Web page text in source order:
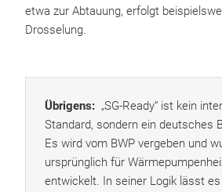
etwa zur Abtauung, erfolgt
Drosselung.
Übrigens: „SG-Ready“ ist kein
Standard, sondern ein deutsches
Es wird vom BWP vergeben und
ursprünglich für
entwickelt. In seiner Logik lässt